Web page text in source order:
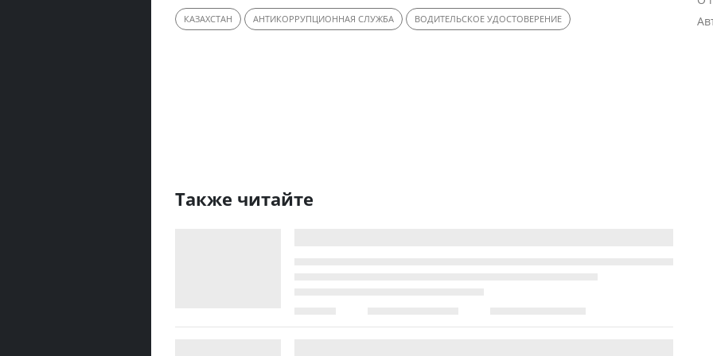
КАЗАХСТАН АНТИКОРРУПЦИОННАЯ СЛУЖБА ВОДИТЕЛЬСКОЕ УДОСТОВЕРЕНИЕ
Также читайте